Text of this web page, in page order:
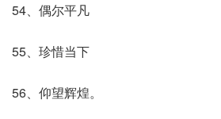
54、偶尔平凡
55、珍惜当下
56、仰望辉煌。